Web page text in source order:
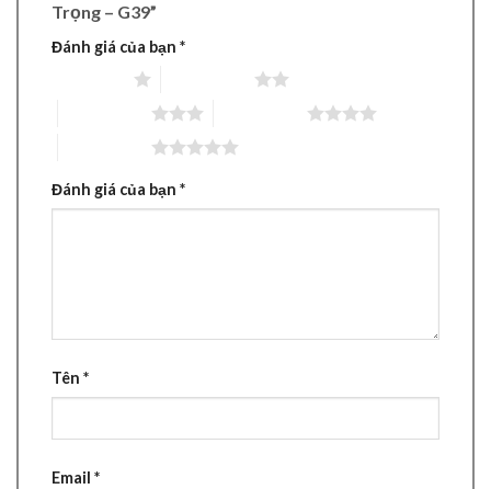
Trọng – G39”
Đánh giá của bạn *
Đánh giá của bạn *
Tên *
Email *